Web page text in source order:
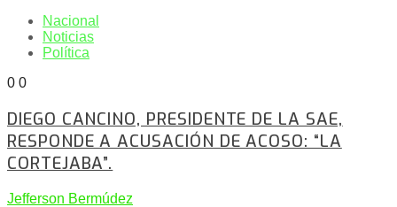
Nacional
Noticias
Política
0 0
DIEGO CANCINO, PRESIDENTE DE LA SAE,
RESPONDE A ACUSACIÓN DE ACOSO: “LA
CORTEJABA”.
Jefferson Bermúdez